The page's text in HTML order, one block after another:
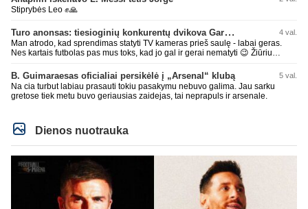
Stiprybės Leo ✊🙏
Turo anonsas: tiesioginių konkurentų dvikova Gargžduose 4 val.
Man atrodo, kad sprendimas statyti TV kameras prieš saulę - labai geras.
Nes kartais futbolas pas mus toks, kad jo gal ir gerai nematyti 😉 Žiūriu
kaip alaus butelys, kurį ką tik išmaukiau. Linkėjimai Tadui (slapyvardžiu „apie
nieką“), kuris kiek girdėjau, įpūtė akis varvinančių transliacijų dvasią 😀
B. Guimaraesas oficialiai persikėlė į „Arsenal“ klubą 5 val.
Na cia turbut labiau prasauti tokiu pasakymu nebuvo galima. Jau sarku
gretose tiek metu buvo geriausias zaidejas, tai neprapuls ir arsenale.
Dienos nuotrauka